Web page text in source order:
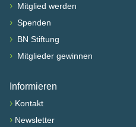
› Mitglied werden
› Spenden
› BN Stiftung
› Mitglieder gewinnen
Informieren
› Kontakt
› Newsletter